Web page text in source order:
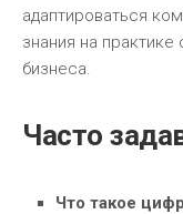
адаптироваться
знания на
бизнеса.
Часто
Что такое